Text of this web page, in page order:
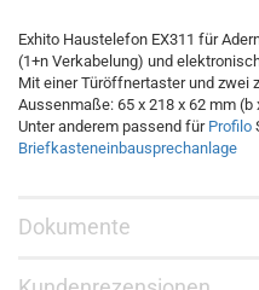
Exhito Haustelefon EX311 für
(1+n Verkabelung) und
Mit einer Türöffnertaster und zwei
Aussenmaße: 65 x 218 x 62 mm (b
Unter anderem passend für Profilo
Briefkasteneinbausprechanlage
Dokumente